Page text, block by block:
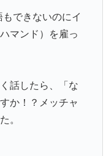
できないのにイ
マンド）を雇っ
話したら、「な
か！？メッチャ
。